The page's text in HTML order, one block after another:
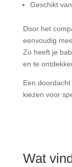
Geschikt
Door het
eenvoudig
Zo heeft je
en te
Een
kiezen voor
Wat